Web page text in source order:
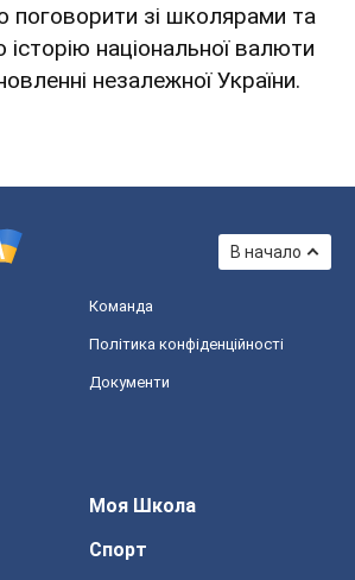
поговорити зі школярами та
національної валюти
незалежної України.
В начало
Команда
Політика конфіденційності
Документи
Моя Школа
Спорт